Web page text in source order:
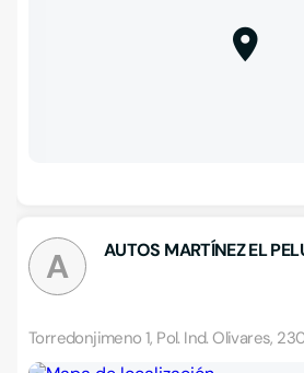
A AUTOS MARTÍNEZ EL
Torredonjimeno 1, Pol. Ind. Olivares,